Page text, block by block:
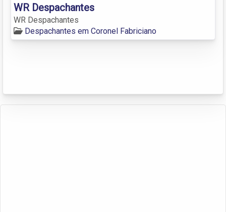
WR Despachantes
WR Despachantes
Despachantes em Coronel Fabriciano